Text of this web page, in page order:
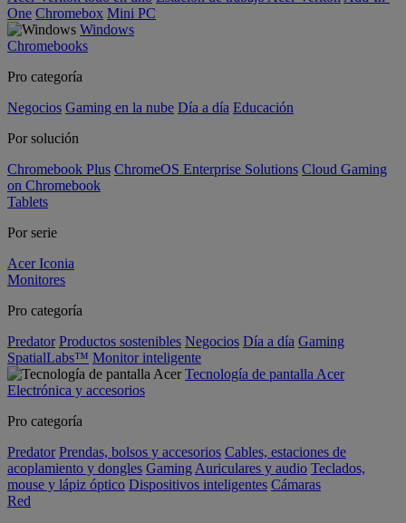
One Chromebox Mini PC
Windows
Chromebooks
Pro categoría
Negocios Gaming en la nube Día a día Educación
Por solución
Chromebook Plus ChromeOS Enterprise Solutions Cloud Gaming
on Chromebook
Tablets
Por serie
Acer Iconia
Monitores
Pro categoría
Predator Productos sostenibles Negocios Día a día Gaming
SpatialLabs™ Monitor inteligente
Tecnología de pantalla Acer
Electrónica y accesorios
Pro categoría
Predator Prendas, bolsos y accesorios Cables, estaciones de
acoplamiento y dongles Gaming Auriculares y audio Teclados,
mouse y lápiz óptico Dispositivos inteligentes Cámaras
Red